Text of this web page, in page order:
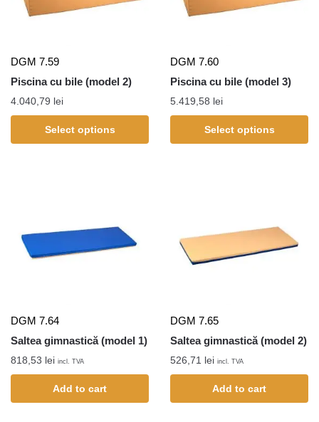
DGM 7.59
Piscina cu bile (model 2)
4.040,79 lei
Select options
DGM 7.60
Piscina cu bile (model 3)
5.419,58 lei
Select options
DGM 7.64
Saltea gimnastică (model 1)
818,53 lei incl. TVA
Add to cart
DGM 7.65
Saltea gimnastică (model 2)
526,71 lei incl. TVA
Add to cart